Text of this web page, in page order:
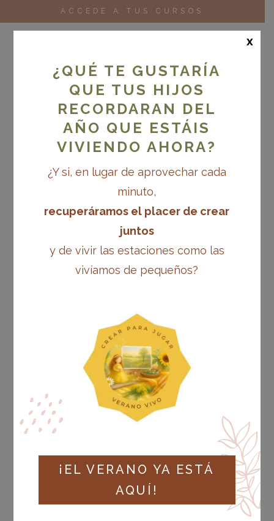
ACCEDE A TUS CURSOS
ESTRATEGIAS
PEDAGÓGICAS PARA UNA
TRANSFORMACIÓN
EDUCATIVA: UNA MIRADA
PERSONALIZADA PARA
CADA INFANTE
OCT 2025 ESTRATEGIAS PEDAGÓGICAS
¿QUÉ TE GUSTARÍA
QUE TUS HIJOS
RECORDARAN DEL
AÑO QUE ESTÁIS
VIVIENDO AHORA?
¿Y si, en lugar de aprovechar cada
minuto,
recuperáramos el placer de crear
juntos
y de vivir las estaciones como las
vivíamos de pequeños?
¡EL VERANO YA ESTÁ
AQUÍ!
x